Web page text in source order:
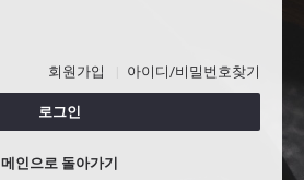
회원가입 아이디/비밀번호찾기
로그인
메인으로 돌아가기